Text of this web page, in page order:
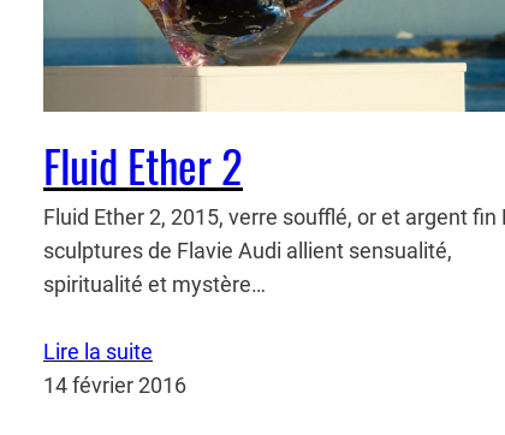
Fluid Ether 2
Fluid Ether 2, 2015, verre soufflé, or et argent fin
sculptures de Flavie Audi allient sensualité,
spiritualité et mystère…
Lire la suite
14 février 2016